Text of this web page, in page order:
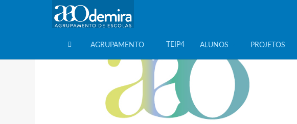
AGRUPAMENTO TEIP4 ALUNOS PROJETOS